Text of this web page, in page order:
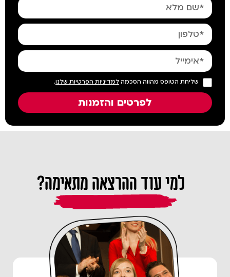
שליחת הטופס מהווה הסכמה למדיניות הפרטיות שלנו.
לפרטים והזמנות
למי עוד ההרצאה מתאימה?